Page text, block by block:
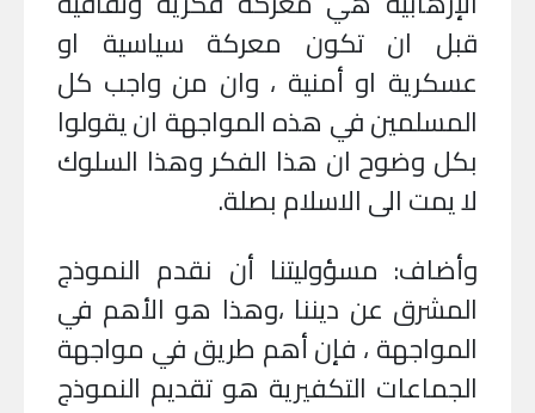
قبل ان تكون معركة سياسية او
عسكرية او أمنية ، وان من واجب كل
المسلمين في هذه المواجهة ان يقولوا
بكل وضوح ان هذا الفكر وهذا السلوك
لا يمت الى الاسلام بصلة.
وأضاف: مسؤوليتنا أن نقدم النموذج
المشرق عن ديننا ،وهذا هو الأهم في
المواجهة ، فإن أهم طريق في مواجهة
الجماعات التكفيرية هو تقديم النموذج